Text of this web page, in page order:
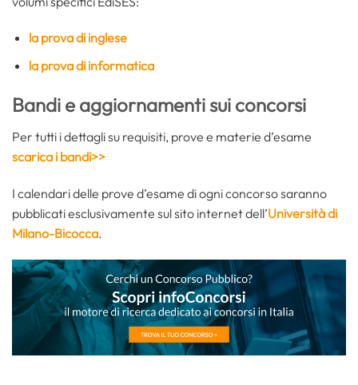
la prova di inglese
la prova di informatica
Bandi e aggiornamenti sui concorsi
Per tutti i dettagli su requisiti, prove e materie d’esame
scarica i bandi>>
I calendari delle prove d’esame di ogni concorso saranno
pubblicati esclusivamente sul sito internet dell’Università di
Milano-Bicocca.